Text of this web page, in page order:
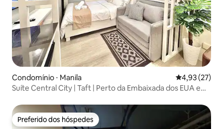
Condomínio ⋅ Manila 4,93 de uma
4,93 (27)
Suíte Central City | Taft | Perto da Embaixada dos EUA e
Preferido dos hóspedes
Preferido dos hóspedes